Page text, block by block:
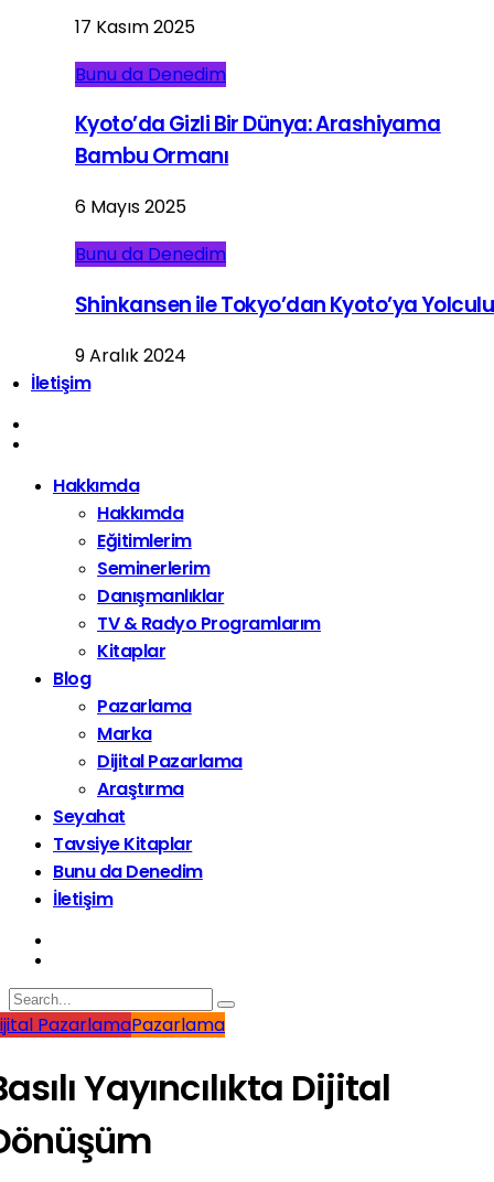
17 Kasım 2025
Bunu da Denedim
Kyoto’da Gizli Bir Dünya: Arashiyama
Bambu Ormanı
6 Mayıs 2025
Bunu da Denedim
Shinkansen ile Tokyo’dan Kyoto’ya
9 Aralık 2024
İletişim
Hakkımda
Hakkımda
Eğitimlerim
Seminerlerim
Danışmanlıklar
TV & Radyo Programlarım
Kitaplar
Blog
Pazarlama
Marka
Dijital Pazarlama
Araştırma
Seyahat
Tavsiye Kitaplar
Bunu da Denedim
İletişim
PazarlamaPazarlama
Yayıncılıkta Dijital